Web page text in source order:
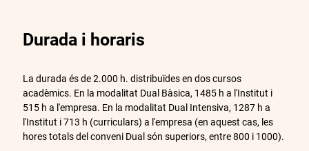
Durada i horaris
La durada és de 2.000 h. distribuïdes en dos cursos
acadèmics. En la modalitat Dual Bàsica, 1485 h a l'Institut i
515 h a l'empresa. En la modalitat Dual Intensiva, 1287 h a
l'Institut i 713 h (curriculars) a l'empresa (en aquest cas, les
hores totals del conveni Dual són superiors, entre 800 i 1000).